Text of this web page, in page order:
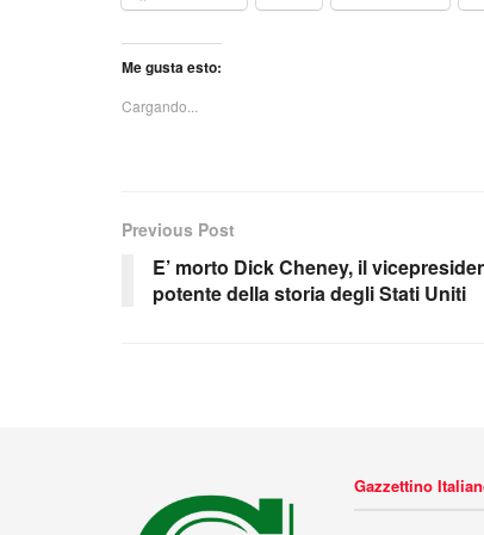
Me gusta esto:
Cargando...
Previous Post
E’ morto Dick Cheney, il
potente della storia degli Stati Uniti
Gazzettino